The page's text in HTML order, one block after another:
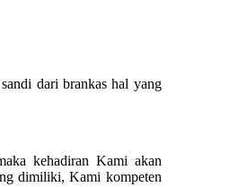
dari brankas hal yang
kehadiran Kami akan
dimiliki, Kami kompeten